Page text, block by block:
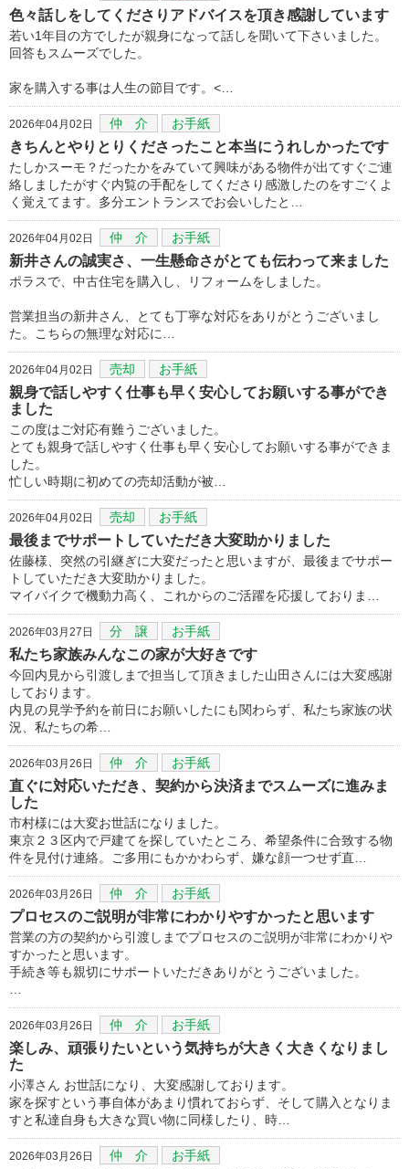
色々話しをしてくださりアドバイスを頂き感謝しています
若い1年目の方でしたが親身になって話しを聞いて下さいました。
回答もスムーズでした。
家を購入する事は人生の節目です。<…
2026年04月02日 仲 介 お手紙
きちんとやりとりくださったこと本当にうれしかったです
たしかスーモ？だったかをみていて興味がある物件が出てすぐご連
絡しましたがすぐ内覧の手配をしてくださり感激したのをすごくよ
く覚えてます。多分エントランスでお会いしたと…
2026年04月02日 仲 介 お手紙
新井さんの誠実さ、一生懸命さがとても伝わって来ました
ポラスで、中古住宅を購入し、リフォームをしました。
営業担当の新井さん、とても丁寧な対応をありがとうございまし
た。こちらの無理な対応に…
2026年04月02日 売却 お手紙
親身で話しやすく仕事も早く安心してお願いする事ができ
ました
この度はご対応有難うございました。
とても親身で話しやすく仕事も早く安心してお願いする事ができま
した。
忙しい時期に初めての売却活動が被…
2026年04月02日 売却 お手紙
最後までサポートしていただき大変助かりました
佐藤様、突然の引継ぎに大変だったと思いますが、最後までサポー
トしていただき大変助かりました。
マイバイクで機動力高く、これからのご活躍を応援しておりま…
2026年03月27日 分 譲 お手紙
私たち家族みんなこの家が大好きです
今回内見から引渡しまで担当して頂きました山田さんには大変感謝
しております。
内見の見学予約を前日にお願いしたにも関わらず、私たち家族の状
況、私たちの希…
2026年03月26日 仲 介 お手紙
直ぐに対応いただき、契約から決済までスムーズに進みま
した
市村様には大変お世話になりました。
東京２３区内で戸建てを探していたところ、希望条件に合致する物
件を見付け連絡。ご多用にもかかわらず、嫌な顔一つせず直…
2026年03月26日 仲 介 お手紙
プロセスのご説明が非常にわかりやすかったと思います
営業の方の契約から引渡しまでプロセスのご説明が非常にわかりや
すかったと思います。
手続き等も親切にサポートいただきありがとうございました。
2026年03月26日 仲 介 お手紙
楽しみ、頑張りたいという気持ちが大きく大きくなりまし
た
小澤さん お世話になり、大変感謝しております。
家を探すという事自体があまり慣れておらず、そして購入となりま
すと私達自身も大きな買い物に同様したり、時…
2026年03月26日 仲 介 お手紙